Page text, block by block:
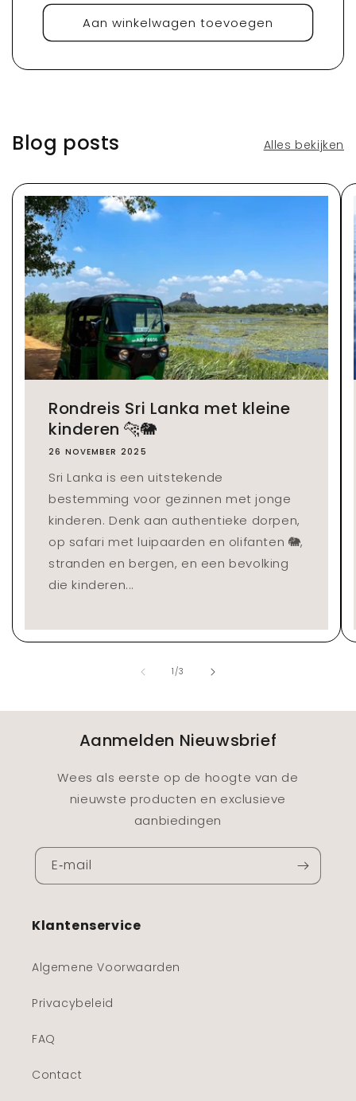
Aan winkelwagen toevoegen
Blog posts Alles bekijken
Rondreis Sri Lanka met kleine
kinderen 🐆🐘
26 NOVEMBER 2025
Sri Lanka is een uitstekende
bestemming voor gezinnen met jonge
kinderen. Denk aan authentieke dorpen,
op safari met luipaarden en olifanten 🐘,
stranden en bergen, en een bevolking
die kinderen...
1/van
3
Aanmelden Nieuwsbrief
Wees als eerste op de hoogte van de
nieuwste producten en exclusieve
aanbiedingen
E‑mail
Klantenservice
Algemene Voorwaarden
Privacybeleid
FAQ
Contact